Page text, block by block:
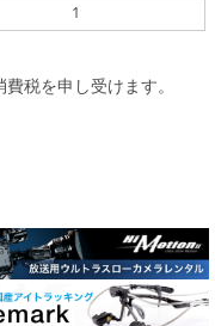
1
税を申し受けます。